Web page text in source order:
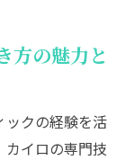
方の魅力と
ックの経験を活
カイロの専門技